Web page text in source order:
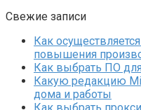
Свежие записи
Как
повышения
Как выбрать ПО
Какую редакцию
дома и работы